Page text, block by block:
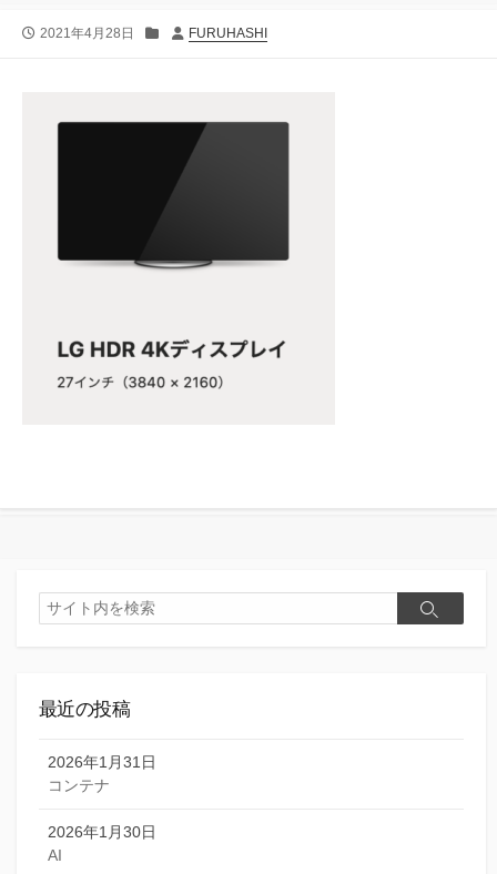
公
2021年4月28日
投
FURUHASHI
検
索
検
最近の投稿
2026年1月31日
コンテナ
2026年1月30日
AI